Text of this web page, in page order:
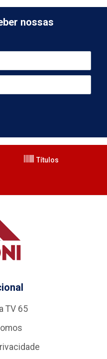
nossas
Títulos
TV 65